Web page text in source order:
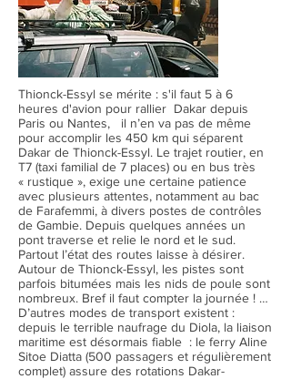
Thionck-Essyl se mérite : s'il faut 5 à 6
heures d'avion pour rallier Dakar depuis
Paris ou Nantes, il n’en va pas de même
pour accomplir les 450 km qui séparent
Dakar de Thionck-Essyl. Le trajet routier, en
T7 (taxi familial de 7 places) ou en bus très
« rustique », exige une certaine patience
avec plusieurs attentes, notamment au bac
de Farafemmi, à divers postes de contrôles
de Gambie. Depuis quelques années un
pont traverse et relie le nord et le sud.
Partout l’état des routes laisse à désirer.
Autour de Thionck-Essyl, les pistes sont
parfois bitumées mais les nids de poule sont
nombreux. Bref il faut compter la journée ! …
D’autres modes de transport existent :
depuis le terrible naufrage du Diola, la liaison
maritime est désormais fiable : le ferry Aline
Sitoe Diatta (500 passagers et régulièrement
complet) assure des rotations Dakar-